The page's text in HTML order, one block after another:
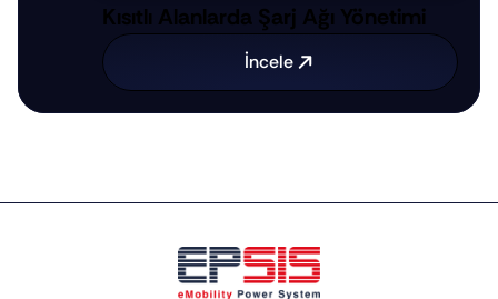
Kısıtlı Alanlarda Şarj Ağı Yönetimi
İncele